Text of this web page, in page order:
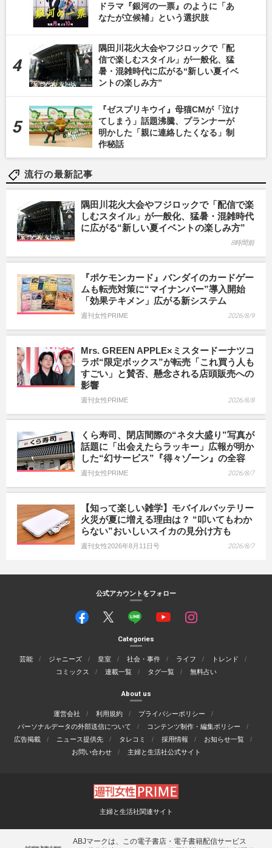
ドラマ『銀河の一票』のように「あ
なたが立候補」という選択肢
隅田川花火大会やフジロックで「配
信で楽しむスタイル」が一般化、猛
暑・混雑時代に広がる“新しい夏イベ
ントの楽しみ方”
『ゼスプリキウイ』母猫CMが「泣け
てしまう」話題沸騰、プランナーが
明かした「親に連絡したくなる」制
作秘話
流行の最新記事
隅田川花火大会やフジロックで「配信で楽
しむスタイル」が一般化、猛暑・混雑時代
に広がる“新しい夏イベントの楽しみ方”
8時間前
『ポケモンカード』バンダイのカードゲー
ムも転売対策に“マイナンバー”導入開始
「効果テキメン」広がる新システム
週刊女性PRIME 2026/8/9
Mrs. GREEN APPLE×ミスタードーナツコ
ラボ“限定ボックス”が転売「これ買う人も
すごい」と賛否、懸念される店頭販売への
影響
週刊女性PRIME 2026/8/8
くら寿司、閉店間際の“ネタ大盛り”写真が
話題に「出会えたらラッキー」広報が明か
した“幻サービス”『得々ゾーン』の全容
週刊女性PRIME 2026/8/7
【知って楽しい雑学】モバイルバッテリー
火災が夏に増える理由は？ “叩いてもわか
らない”おいしいスイカの見分け方も
週刊女性2026年8月11日号 2026/8/7
公式アカウントをフォロー
Categories
芸能 ジャニーズ 皇室 社会・事件 ライフ
トレンド
コミックス
連載一覧 タグ一覧 無料占い
About us
運営会社 利用規約
プライバシーポリシー
パーソナルデータの外部送信について
コンテンツ制作・編集ポリシー
広告掲載
ニュース提供先 タレコミ 採用情報
お知らせ一覧
お問い合わせ
主婦と生活社公式サイト
主婦と生活社関連サイト
ABJマークは、この電子書店・電子書籍配信サービス